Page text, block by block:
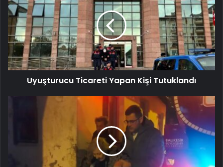
Uyuşturucu Ticareti Yapan Kişi Tutuklandı